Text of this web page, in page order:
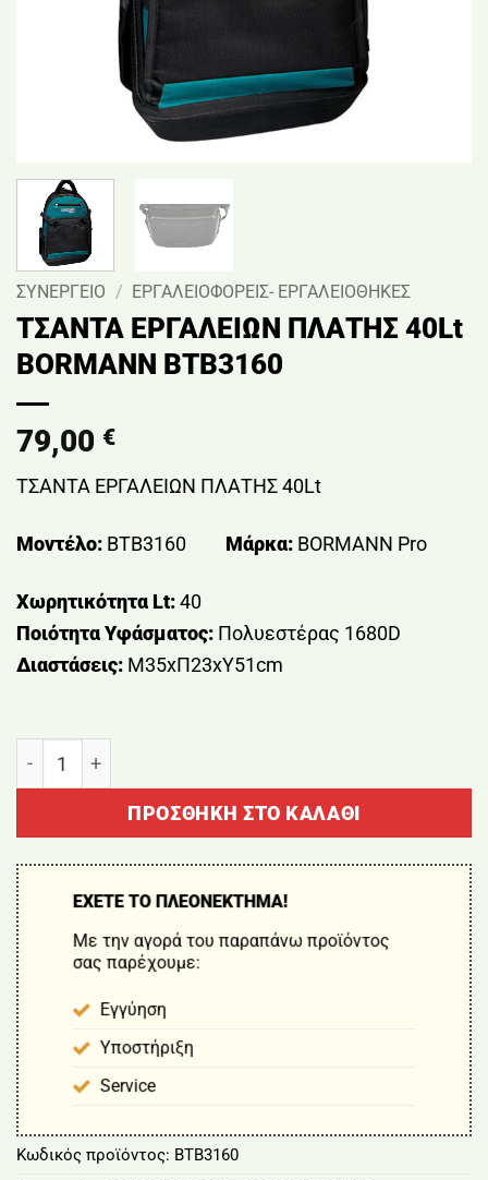
ΣΥΝΕΡΓΕΙΟ / ΕΡΓΑΛΕΙΟΦΟΡΕΙΣ- ΕΡΓΑΛΕΙΟΘΗΚΕΣ
ΤΣΑΝΤΑ ΕΡΓΑΛΕΙΩΝ ΠΛΑΤΗΣ 40Lt
BORMANN BTB3160
79,00 €
ΤΣΑΝΤΑ ΕΡΓΑΛΕΙΩΝ ΠΛΑΤΗΣ 40Lt
Μοντέλο: BTB3160 Μάρκα: BORMANN Pro
Χωρητικότητα Lt:40
Ποιότητα Υφάσματος: Πολυεστέρας 1680D
Διαστάσεις: Μ35xΠ23xΥ51cm
ΠΡΟΣΘΉΚΗ ΣΤΟ ΚΑΛΆΘΙ
ΕΧΕΤΕ ΤΟ ΠΛΕΟΝΕΚΤΗΜΑ!
Με την αγορά του παραπάνω προϊόντος
σας παρέχουμε:
Εγγύηση
Υποστήριξη
Service
Κωδικός προϊόντος: BTB3160